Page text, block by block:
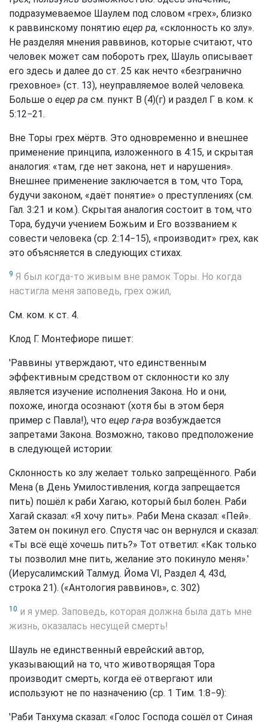
подразумеваемое Шаулем под словом «грех», близко
к раввинскому понятию ецер ра, «склонность ко злу».
Не разделяя мнения раввинов, которые считают, что
человек может сам побороть грех, Шауль описывает
его здесь и далее до ст. 25 как нечто «безгранично
греховное» (ст. 13), неуправляемое волей человека.
Больше о ецер ра см. пункт В (4)(г) и раздел Г в ком. к
5:12−21.
Вне Торы грех мёртв. Это одновременно и внешнее
применение принципа, изложенного в 4:15, и скрытая
аналогия: «там, где нет закона, нет и нарушения».
Внешнее применение заключается в том, что Тора,
будучи законом, «даёт понятие» о преступлениях (см.
Гал. 3:21 и ком.). Скрытая аналогия состоит в том, что
Тора, будучи учением Божьим и Его воззванием к
совести человека (ср. 2:14−15), «производит» грех, как
это объясняется в следующих стихах.
9 Я был когда-то живым вне рамок Торы. Но когда
настигла меня заповедь, грех ожил,
См. ком. к ст. 4.
Клод Г. Монтефиоре пишет:
'Раввины утверждают, что единственным
эффективным средством от склонности ко злу
является изучение исполнения Закона. Но и они,
похоже, иногда осознают (хотя бы в этом беря
пример с Павла!), что ецер га-pa возбуждается
запретами Закона. Возможно, таково предположение
в следующей истории:
Склонность ко злу желает только запрещённого. Раби
Мена (в День Умилостивления, когда запрещается
пить) пошёл к раби Хагаю, который был болен. Раби
Хагай сказал: «Я хочу пить». Раби Мена сказал: «Пей».
Затем он покинул его. Спустя час он вернулся и сказал:
«Ты всё ещё хочешь пить?» Тот ответил: «Как только
ты позволил мне пить, желание это покинуло меня».'
(Иерусалимский Талмуд. Йома VI, Раздел 4, 43d,
строка 21). («Антология раввинов», с. 302)
10 и я умер. Заповедь, которая должна была дать мне
жизнь, оказалась несущей смерть!
Шауль не единственный еврейский автор,
указывающий на то, что животворящая Тора
производит смерть, когда её отвергают или
используют не по назначению (ср. 1 Тим. 1:8−9):
'Раби Танхума сказал: «Голос Господа сошёл от Синая